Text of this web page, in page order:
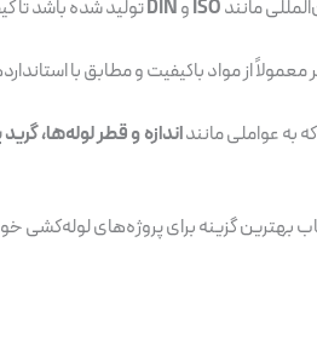
مانندISOوDINتولید شده باشد
از مواد باکیفیت و مطابق با
به عواملی ماننداندازه و قطر لوله‌ها،
بهترین گزینه برای پروژه‌های لوله‌کشی